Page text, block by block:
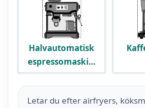
Halvautomatisk
espressomaski…
Letar du efter airfryers,